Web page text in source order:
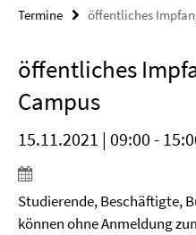
Termine
öffentliches
öffentliches
Campus
15.11.2021 | 09:00 -
Studierende, Beschäftigte,
können ohne Anmeldung